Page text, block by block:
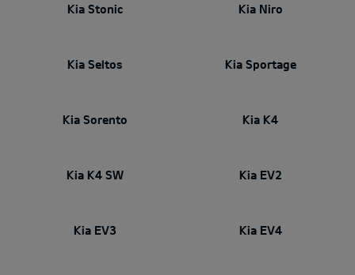
Kia Stonic Kia Niro
Kia Seltos Kia Sportage
Kia Sorento Kia K4
Kia K4 SW Kia EV2
Kia EV3 Kia EV4